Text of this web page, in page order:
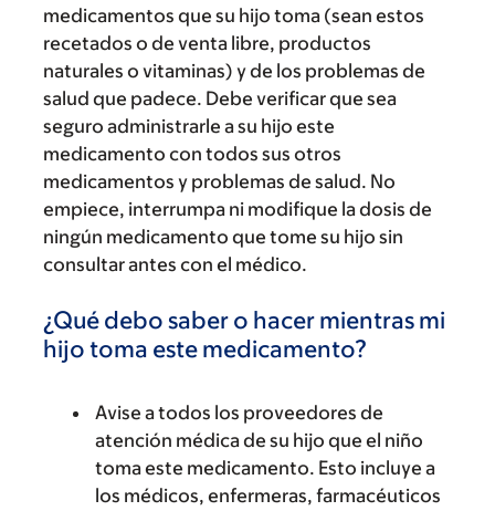
medicamentos que su hijo toma (sean estos
recetados o de venta libre, productos
naturales o vitaminas) y de los problemas de
salud que padece. Debe verificar que sea
seguro administrarle a su hijo este
medicamento con todos sus otros
medicamentos y problemas de salud. No
empiece, interrumpa ni modifique la dosis de
ningún medicamento que tome su hijo sin
consultar antes con el médico.
¿Qué debo saber o hacer mientras mi
hijo toma este medicamento?
Avise a todos los proveedores de
atención médica de su hijo que el niño
toma este medicamento. Esto incluye a
los médicos, enfermeras, farmacéuticos